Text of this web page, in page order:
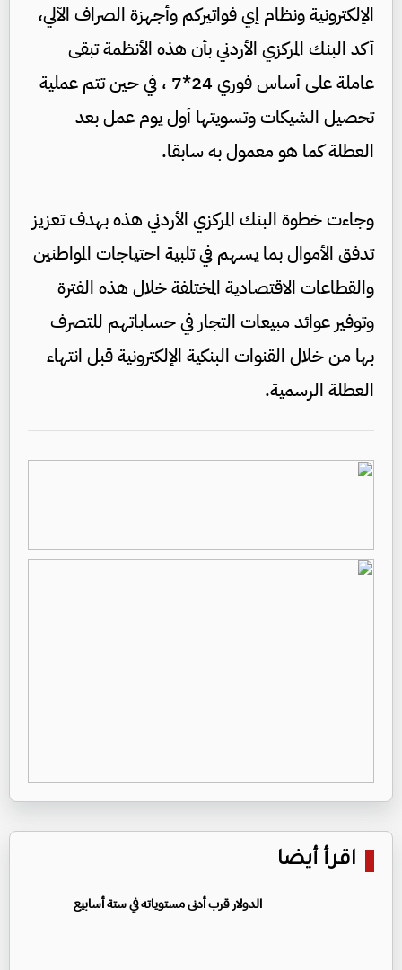
الإلكترونية ونظام إي فواتيركم وأجهزة الصراف الآلي،
أكد البنك المركزي الأردني بأن هذه الأنظمة تبقى
عاملة على أساس فوري 24*7 ، في حين تتم عملية
تحصيل الشيكات وتسويتها أول يوم عمل بعد
العطلة كما هو معمول به سابقا.
وجاءت خطوة البنك المركزي الأردني هذه بهدف تعزيز
تدفق الأموال بما يسهم في تلبية احتياجات المواطنين
والقطاعات الاقتصادية المختلفة خلال هذه الفترة
وتوفير عوائد مبيعات التجار في حساباتهم للتصرف
بها من خلال القنوات البنكية الإلكترونية قبل انتهاء
العطلة الرسمية.
اقرأ أيضا
الدولار قرب أدنى مستوياته في ستة أسابيع